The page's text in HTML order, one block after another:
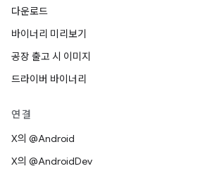
다운로드
바이너리 미리보기
공장 출고 시 이미지
드라이버 바이너리
연결
X의 @Android
X의 @AndroidDev